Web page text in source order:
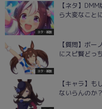
ネタ・雑談
【ネタ】
ら大変なこと
ネタ・雑談
【質問】ボ
にスピ賢どっ
【キャラ】
ないらんのか？